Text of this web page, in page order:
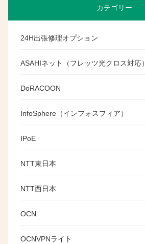
カテゴリー
24H出張修理オプション
ASAHIネット（フレッツ光クロス対応）
DoRACOON
InfoSphere（インフォスフィア）
IPoE
NTT東日本
NTT西日本
OCN
OCNVPNライト